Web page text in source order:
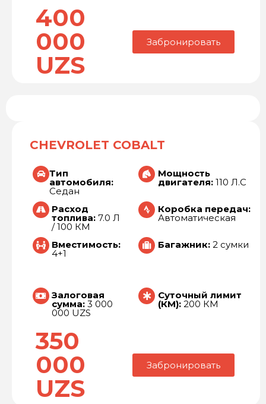
400
000
UZS
Забронировать
CHEVROLET COBALT
Тип
автомобиля:
Седан
Мощность
двигателя:110 Л.С
Расход
топлива: 7.0 Л
/ 100 КМ
Коробка передач:
Автоматическая
Вместимость:
4+1
Багажник:2 сумки
Залоговая
сумма: 3 000
000 UZS
Суточный лимит
(КМ):200 КМ
350
000
UZS
Забронировать